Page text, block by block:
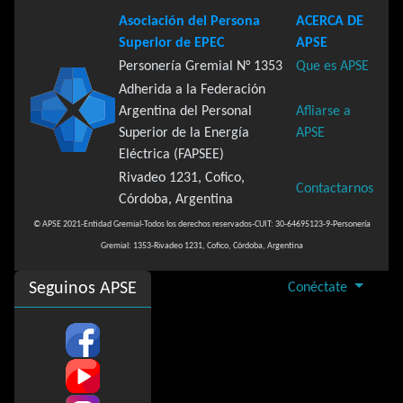
Asociación del Persona
Superior de EPEC
ACERCA DE
APSE
Personería Gremial N° 1353
Que es APSE
Adherida a la Federación
Argentina del Personal
Superior de la Energía
Eléctrica (FAPSEE)
Afliarse a
APSE
Rivadeo 1231, Cofico,
Córdoba, Argentina
Contactarnos
© APSE 2021-Entidad Gremial-Todos los derechos reservados-CUIT: 30-64695123-9-Personería
Gremial: 1353-Rivadeo 1231, Cofico, Córdoba, Argentina
Seguinos APSE Conéctate